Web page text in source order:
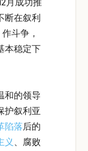
月成功推
断在叙利
斗争，
本稳定下
和的领导
护叙利亚
陷落后的
义 、腐败